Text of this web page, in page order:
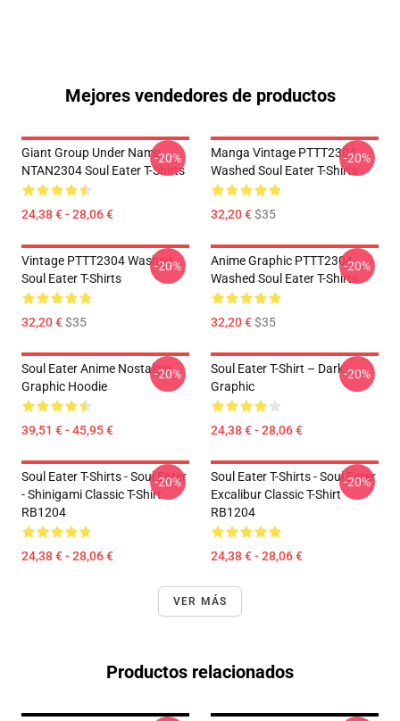
Mejores vendedores de productos
Giant Group Under Name
NTAN2304 Soul Eater T-Shirts
24,38 € - 28,06 €
-20%
Manga Vintage PTTT2304
Washed Soul Eater T-Shirts
32,20 €$35
-20%
Vintage PTTT2304 Washed
Soul Eater T-Shirts
32,20 €$35
-20%
Anime Graphic PTTT2304
Washed Soul Eater T-Shirts
32,20 €$35
-20%
Soul Eater Anime Nostalgia
Graphic Hoodie
39,51 € - 45,95 €
-20%
Soul Eater T-Shirt – Dark
Graphic
24,38 € - 28,06 €
-20%
Soul Eater T-Shirts - Soul Eater
- Shinigami Classic T-Shirt
RB1204
24,38 € - 28,06 €
-20%
Soul Eater T-Shirts - Soul Eater
Excalibur Classic T-Shirt
RB1204
24,38 € - 28,06 €
-20%
VER MÁS
Productos relacionados